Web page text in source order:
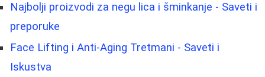
Najbolji proizvodi za negu lica i šminkanje - Saveti i
preporuke
Face Lifting i Anti-Aging Tretmani - Saveti i
Iskustva